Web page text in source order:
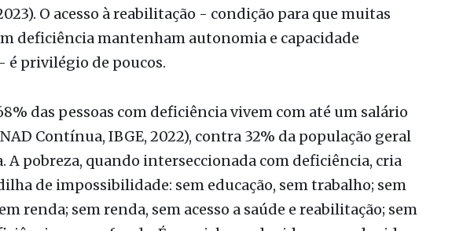
é privilégio de poucos.
das pessoas com deficiência vivem com até um salário
A pobreza, quando interseccionada com deficiência, cria
de impossibilidade: sem educação, sem trabalho; sem
renda; sem renda, sem acesso a saúde e reabilitação; sem
se aprofunda. É um ciclo produzido e reproduzido
Nada disso decorre de limitações individuais. São